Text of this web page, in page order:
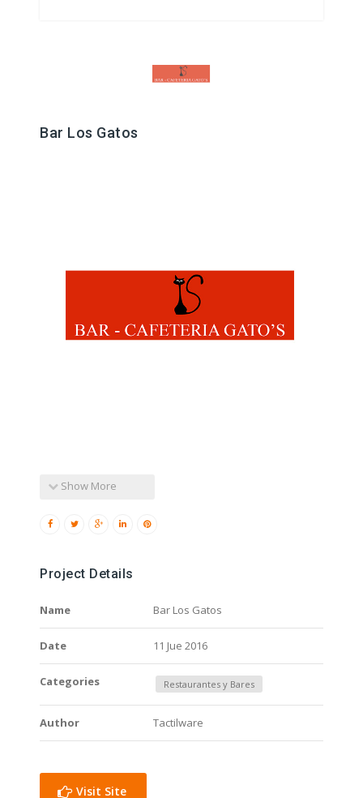
Bar Los Gatos
Show More
Project Details
Name Bar Los Gatos
Date 11 Jue 2016
Categories Restaurantes y Bares
Author Tactilware
Visit Site